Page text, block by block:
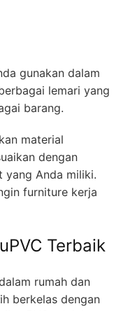
gunakan dalam
lemari yang
barang.
material
dengan
yang Anda miliki.
furniture kerja
Terbaik
rumah dan
berkelas dengan